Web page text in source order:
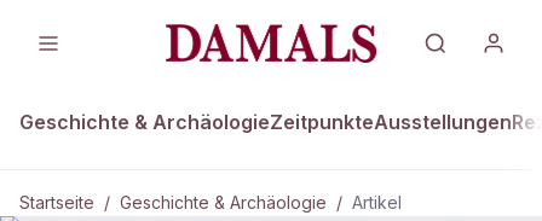
Geschichte & ArchäologieZeitpunkteAusstellungen
Startseite / Geschichte & Archäologie / Artikel